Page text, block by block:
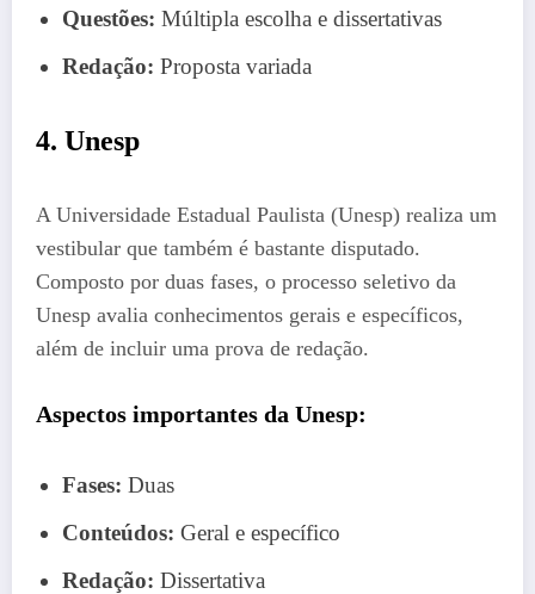
Questões: Múltipla escolha e dissertativas
Redação: Proposta variada
4. Unesp
A Universidade Estadual Paulista (Unesp) realiza um
vestibular que também é bastante disputado.
Composto por duas fases, o processo seletivo da
Unesp avalia conhecimentos gerais e específicos,
além de incluir uma prova de redação.
Aspectos importantes da Unesp:
Fases: Duas
Conteúdos: Geral e específico
Redação: Dissertativa